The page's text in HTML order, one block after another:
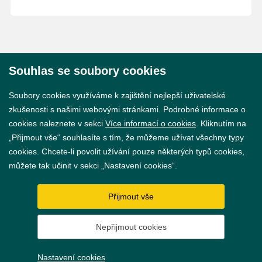
GDPR
Nastavení cookies
Souhlas se soubory cookies
Soubory cookies využíváme k zajištění nejlepší uživatelské
zkušenosti s našimi webovými stránkami. Podrobné informace o
cookies naleznete v sekci Více informací o cookies . Kliknutím na
„Přijmout vše“ souhlasíte s tím, že můžeme užívat všechny typy
cookies. Chcete-li povolit užívání pouze některých typů cookies,
můžete tak učinit v sekci „Nastavení cookies“.
Přijmout vše
Nepřijmout cookies
Nastavení cookies